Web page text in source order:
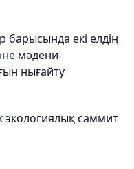
барысында екі елдің
мәдени-
нығайту
экологиялық саммит